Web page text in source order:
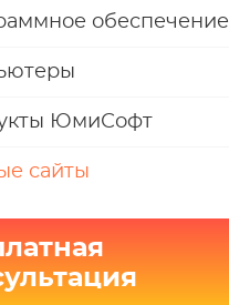
обеспечение
ЮмиСофт
сайты